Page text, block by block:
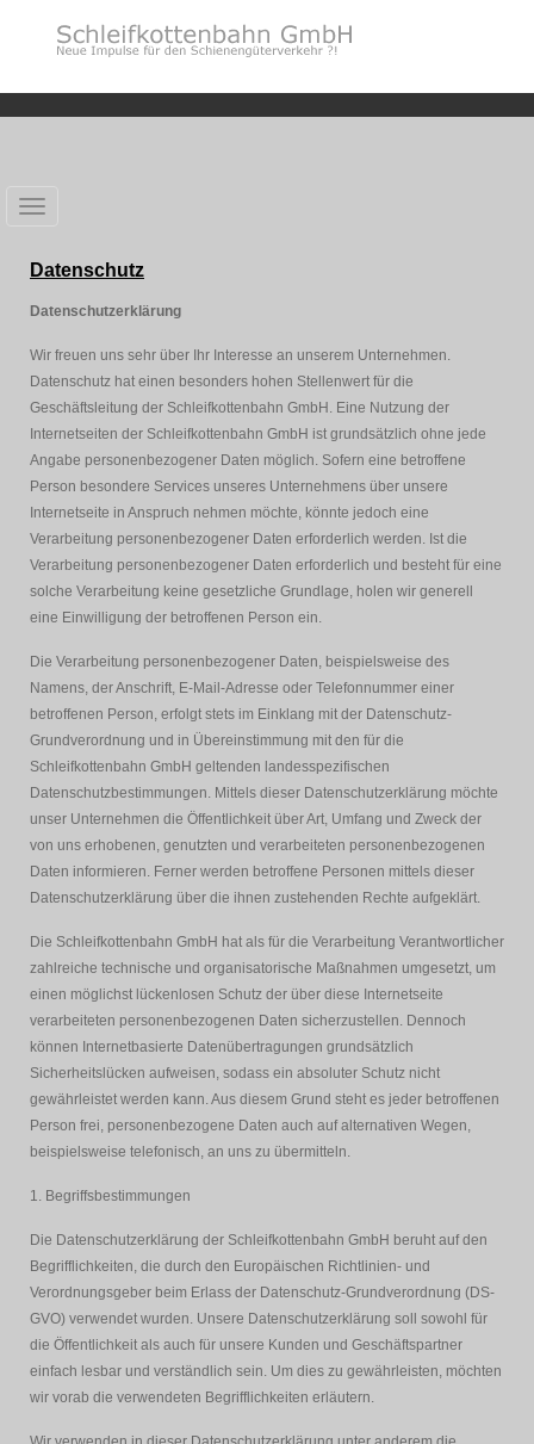
Toggle
Datenschutz
Datenschutzerklärung
Wir freuen uns sehr über Ihr Interesse an unserem Unternehmen.
Datenschutz hat einen besonders hohen Stellenwert für die
Geschäftsleitung der Schleifkottenbahn GmbH. Eine Nutzung der
Internetseiten der Schleifkottenbahn GmbH ist grundsätzlich ohne jede
Angabe personenbezogener Daten möglich. Sofern eine betroffene
Person besondere Services unseres Unternehmens über unsere
Internetseite in Anspruch nehmen möchte, könnte jedoch eine
Verarbeitung personenbezogener Daten erforderlich werden. Ist die
Verarbeitung personenbezogener Daten erforderlich und besteht für eine
solche Verarbeitung keine gesetzliche Grundlage, holen wir generell
eine Einwilligung der betroffenen Person ein.
Die Verarbeitung personenbezogener Daten, beispielsweise des
Namens, der Anschrift, E-Mail-Adresse oder Telefonnummer einer
betroffenen Person, erfolgt stets im Einklang mit der Datenschutz-
Grundverordnung und in Übereinstimmung mit den für die
Schleifkottenbahn GmbH geltenden landesspezifischen
Datenschutzbestimmungen. Mittels dieser Datenschutzerklärung möchte
unser Unternehmen die Öffentlichkeit über Art, Umfang und Zweck der
von uns erhobenen, genutzten und verarbeiteten personenbezogenen
Daten informieren. Ferner werden betroffene Personen mittels dieser
Datenschutzerklärung über die ihnen zustehenden Rechte aufgeklärt.
Die Schleifkottenbahn GmbH hat als für die Verarbeitung Verantwortlicher
zahlreiche technische und organisatorische Maßnahmen umgesetzt, um
einen möglichst lückenlosen Schutz der über diese Internetseite
verarbeiteten personenbezogenen Daten sicherzustellen. Dennoch
können Internetbasierte Datenübertragungen grundsätzlich
Sicherheitslücken aufweisen, sodass ein absoluter Schutz nicht
gewährleistet werden kann. Aus diesem Grund steht es jeder betroffenen
Person frei, personenbezogene Daten auch auf alternativen Wegen,
beispielsweise telefonisch, an uns zu übermitteln.
1. Begriffsbestimmungen
Die Datenschutzerklärung der Schleifkottenbahn GmbH beruht auf den
Begrifflichkeiten, die durch den Europäischen Richtlinien- und
Verordnungsgeber beim Erlass der Datenschutz-Grundverordnung (DS-
GVO) verwendet wurden. Unsere Datenschutzerklärung soll sowohl für
die Öffentlichkeit als auch für unsere Kunden und Geschäftspartner
einfach lesbar und verständlich sein. Um dies zu gewährleisten, möchten
wir vorab die verwendeten Begrifflichkeiten erläutern.